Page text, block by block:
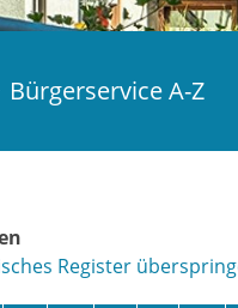
Bürgerservice A-Z
Register